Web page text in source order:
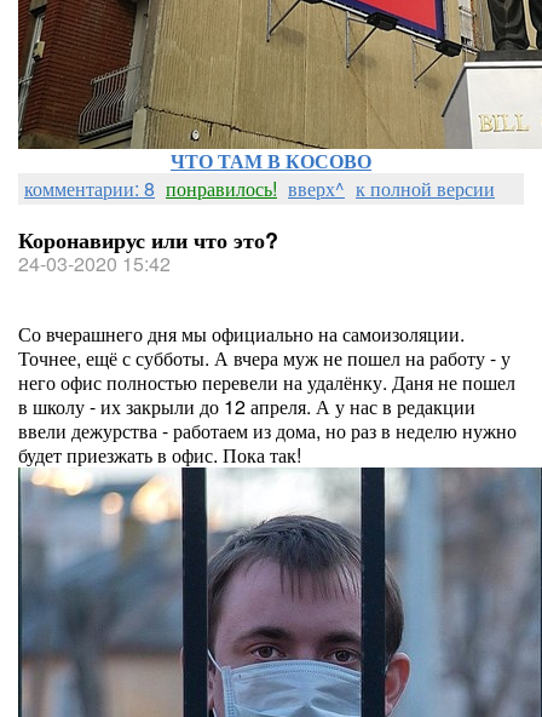
ЧТО ТАМ В КОСОВО
комментарии: 8 понравилось! вверх^ к полной версии
Коронавирус или что это?
24-03-2020 15:42
Со вчерашнего дня мы официально на самоизоляции.
Точнее, ещё с субботы. А вчера муж не пошел на работу - у
него офис полностью перевели на удалёнку. Даня не пошел
в школу - их закрыли до 12 апреля. А у нас в редакции
ввели дежурства - работаем из дома, но раз в неделю нужно
будет приезжать в офис. Пока так!